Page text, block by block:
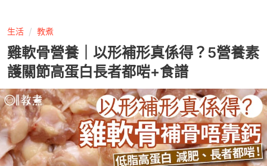
生活 教煮
雞軟骨營養｜以形補形真係得？5營養素
護關節高蛋白長者都啱+食譜